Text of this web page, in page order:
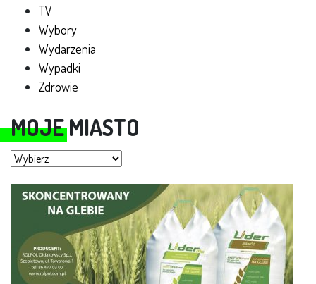
TV
Wybory
Wydarzenia
Wypadki
Zdrowie
MOJE MIASTO
Moje miasto